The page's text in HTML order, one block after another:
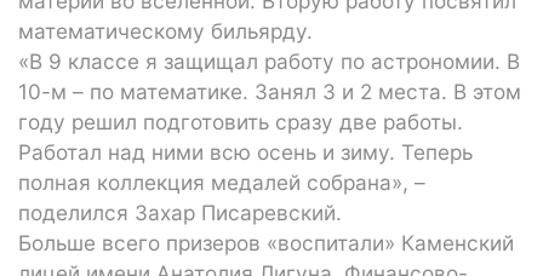
математическому бильярду.
«В 9 классе я защищал работу по астрономии. В
10-м – по математике. Занял 3 и 2 места. В этом
году решил подготовить сразу две работы.
Работал над ними всю осень и зиму. Теперь
полная коллекция медалей собрана», –
поделился Захар Писаревский.
Больше всего призеров «воспитали» Каменский